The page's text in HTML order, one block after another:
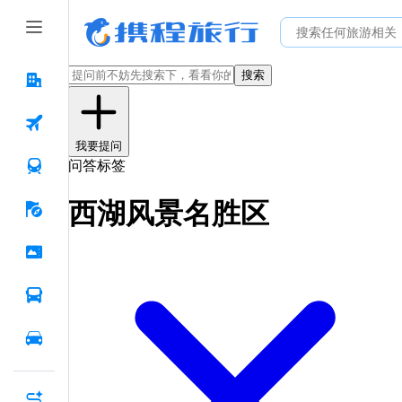
搜索
我要提问
问答标签
西湖风景名胜区